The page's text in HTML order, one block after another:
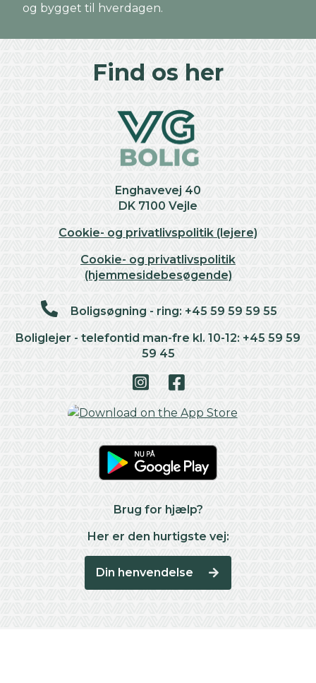
og bygget til hverdagen.
Find os her
Enghavevej 40
DK 7100 Vejle
Cookie- og privatlivspolitik (lejere)
Cookie- og privatlivspolitik
(hjemmesidebesøgende)
Boligsøgning - ring: +45 59 59 59 55
Boliglejer - telefontid man-fre kl. 10-12: +45 59 59
59 45
Brug for hjælp?
Her er den hurtigste vej:
Din henvendelse